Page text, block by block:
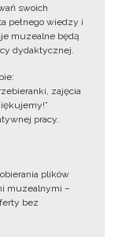
swoich
pełnego wiedzy i
muzealne będą
dydaktycznej.
zajęcia
pracy.
plików
muzealnymi –
bez